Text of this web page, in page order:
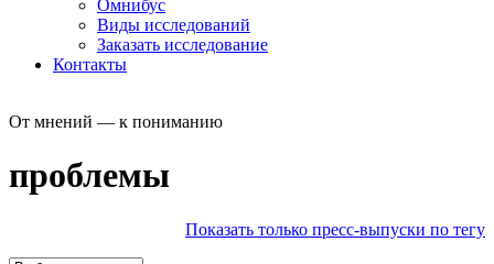
Омнибус
Виды исследований
Заказать исследование
Контакты
От мнений — к пониманию
проблемы
Показать только пресс-выпуски по тегу